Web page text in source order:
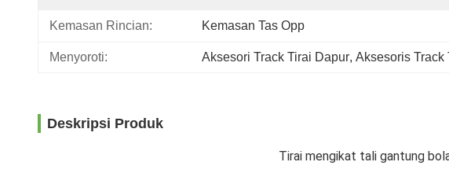
Kemasan Rincian: Kemasan Tas Opp
Menyoroti: Aksesori Track Tirai Dapur, Aksesoris Track
Deskripsi Produk
Tirai mengikat tali gantung